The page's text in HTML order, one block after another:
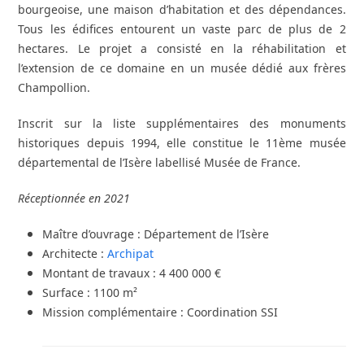
bourgeoise, une maison d’habitation et des dépendances.
Tous les édifices entourent un vaste parc de plus de 2
hectares. Le projet a consisté en la réhabilitation et
l’extension de ce domaine en un musée dédié aux frères
Champollion.
Inscrit sur la liste supplémentaires des monuments
historiques depuis 1994, elle constitue le 11ème musée
départemental de l’Isère labellisé Musée de France.
Réceptionnée en 2021
Maître d’ouvrage : Département de l’Isère
Architecte :Archipat
Montant de travaux : 4 400 000 €
Surface : 1100 m²
Mission complémentaire : Coordination SSI